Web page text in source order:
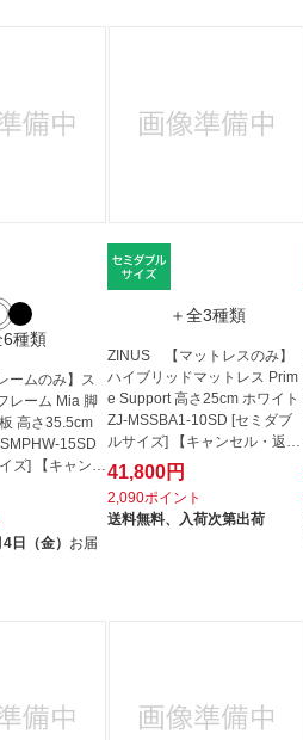
6種類
ムのみ】ス
レーム Mia 脚
高さ35.5cm
15SD
ズ] 【キャンセ
日（金） お届
＋全3種類
ZINUS 【マットレスのみ】
ハイブリッドマットレス Prim
e Support 高さ25cm ホワイト
ZJ-MSSBA1-10SD [セミダブ
ルサイズ] 【キャンセル・返品
不可】
41,800円
2,090ポイント
送料無料、
入荷次第出荷